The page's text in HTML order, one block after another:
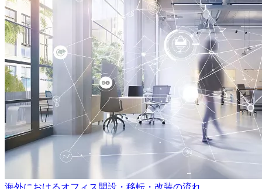
海外におけるオフィス開設・移転・改装の流れ